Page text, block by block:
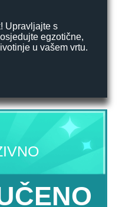
Upravljajte s
egzotične,
u vašem vrtu.